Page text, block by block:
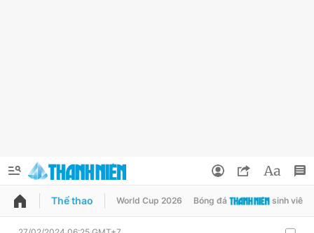
QUẢNG CÁO ĐẶT BÁO
Thể thao World Cup 2026 Bóng đá sinh viên